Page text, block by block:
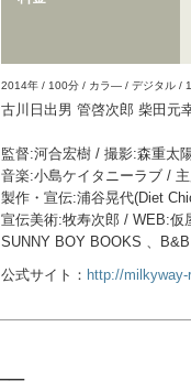
2014年 / 100分 / カラ― / デジタル /
古川日出男 管啓次郎 柴田元
監督:河合宏樹 / 撮影:森重太
音楽:小島ケイタニーラブ /
製作・宣伝:浦谷晃代(Diet
宣伝美術:牧寿次郎 / WEB:仮
SUNNY BOY BOOKS 、
公式サイト： http://